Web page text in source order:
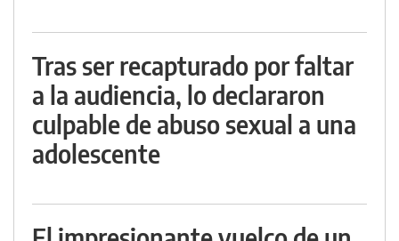
Tras ser recapturado por faltar
a la audiencia, lo declararon
culpable de abuso sexual a una
adolescente